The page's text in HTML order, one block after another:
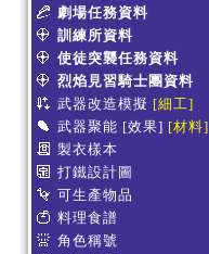
劇場任務資料
訓練所資料
使徒突襲任務資料
烈焰見習騎士團資料
武器改造模擬 [細工]
武器聚能 [效果] [材料]
製衣樣本
打鐵設計圖
可生產物品
料理食譜
角色稱號